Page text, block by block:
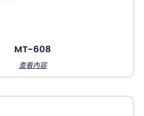
MT-608
查看內容